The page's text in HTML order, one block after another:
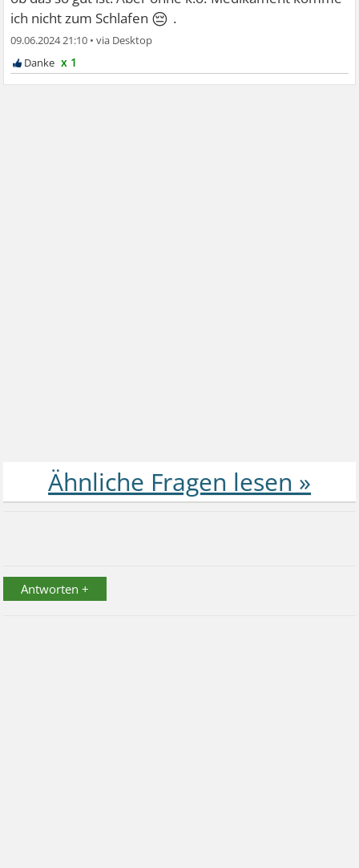
ich nicht zum Schlafen 😔 .
09.06.2024 21:10 •
x 1
Antworten +